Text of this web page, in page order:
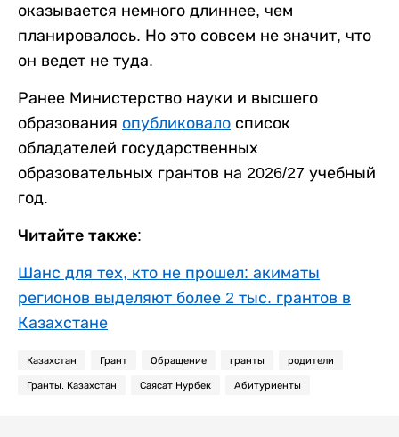
оказывается немного длиннее, чем
планировалось. Но это совсем не значит, что
он ведет не туда.
Ранее Министерство науки и высшего
образования опубликовало список
обладателей государственных
образовательных грантов на 2026/27 учебный
год.
Читайте также:
Шанс для тех, кто не прошел: акиматы
регионов выделяют более 2 тыс. грантов в
Казахстане
Казахстан Грант Обращение гранты родители
Гранты. Казахстан Саясат Нурбек Абитуриенты